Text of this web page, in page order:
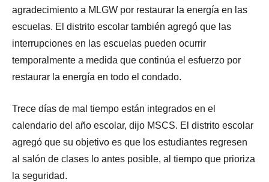
agradecimiento a MLGW por restaurar la energía en las
escuelas. El distrito escolar también agregó que las
interrupciones en las escuelas pueden ocurrir
temporalmente a medida que continúa el esfuerzo por
restaurar la energía en todo el condado.
Trece días de mal tiempo están integrados en el
calendario del año escolar, dijo MSCS. El distrito escolar
agregó que su objetivo es que los estudiantes regresen
al salón de clases lo antes posible, al tiempo que prioriza
la seguridad.